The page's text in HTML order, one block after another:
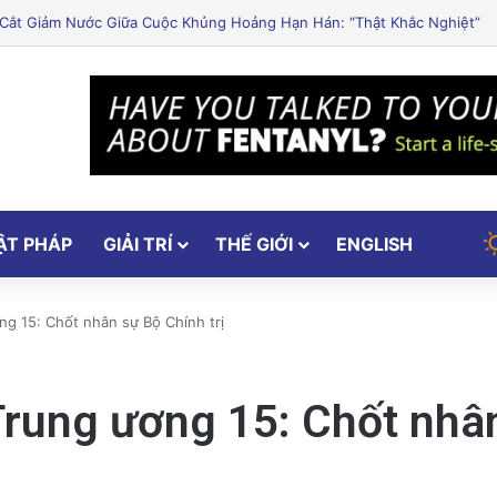
Khởi Động Nâng Cấp Căn Hộ Cũ Kỹ Thuật Hiện Đại
PHÁP GIẢI TRÍ THẾ GIỚI ENGLISH
15: Chốt nhân sự Bộ Chính trị
ương 15: Chốt